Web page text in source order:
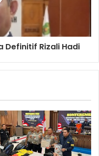
Definitif Rizali Hadi